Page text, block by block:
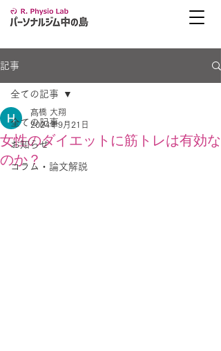
記事
全ての記事
お知らせ
コラム・論文解説
全ての記事
女性のダイエットに筋トレは有効な
のか？
髙橋 大翔
2024年9月21日